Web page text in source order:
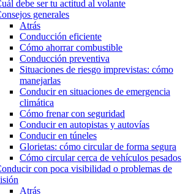
debe ser tu actitud al volante
generales
Atrás
Conducción eficiente
Cómo ahorrar combustible
Conducción preventiva
Situaciones de riesgo imprevistas: cómo
manejarlas
Conducir en situaciones de emergencia
climática
Cómo frenar con seguridad
Conducir en autopistas y autovías
Conducir en túneles
Glorietas: cómo circular de forma segura
Cómo circular cerca de vehículos pesados
con poca visibilidad o problemas de
Atrás